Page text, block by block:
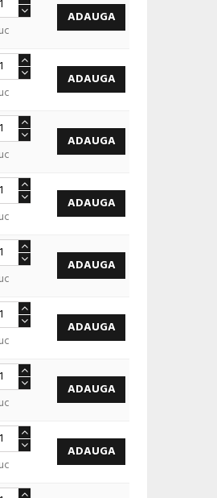
ADAUGA
ADAUGA
ADAUGA
ADAUGA
ADAUGA
ADAUGA
ADAUGA
ADAUGA